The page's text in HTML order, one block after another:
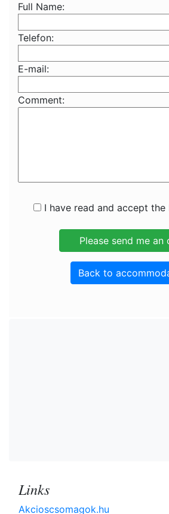
Full Name:
Telefon:
E-mail:
Comment:
I have read and accept the
Back to
Links
Akcioscsomagok.hu